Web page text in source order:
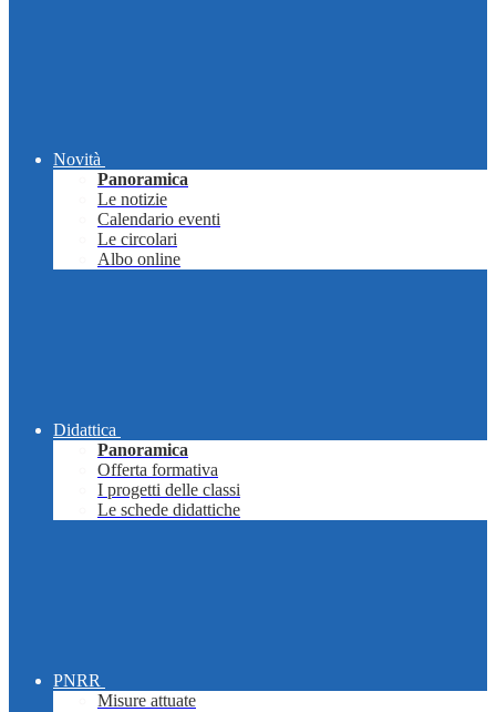
Novità
Panoramica
Le notizie
Calendario eventi
Le circolari
Albo online
Didattica
Panoramica
Offerta formativa
I progetti delle classi
Le schede didattiche
PNRR
Misure attuate